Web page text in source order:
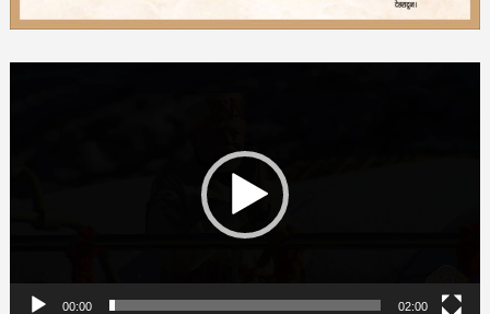
00:00 02:00